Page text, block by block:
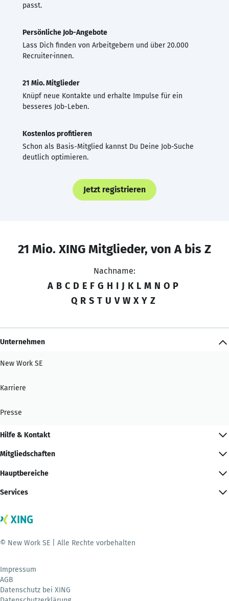
passt.
Persönliche Job-Angebote
Lass Dich finden von Arbeitgebern und über 20.000
Recruiter·innen.
21 Mio. Mitglieder
Knüpf neue Kontakte und erhalte Impulse für ein
besseres Job-Leben.
Kostenlos profitieren
Schon als Basis-Mitglied kannst Du Deine Job-Suche
deutlich optimieren.
Jetzt registrieren
21 Mio. XING Mitglieder, von A bis Z
Nachname:
A B C D E F G H I J K L M N O P
Q R S T U V W X Y Z
Unternehmen
New Work SE
Karriere
Presse
Hilfe & Kontakt
Mitgliedschaften
Hauptbereiche
Services
© New Work SE | Alle Rechte vorbehalten
Impressum
AGB
Datenschutz bei XING